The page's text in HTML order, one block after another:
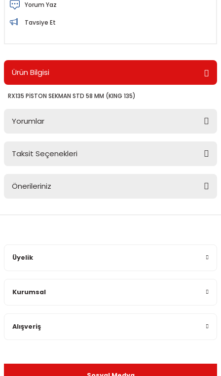
Yorum Yaz
Tavsiye Et
Ürün Bilgisi
RX135 PİSTON SEKMAN STD 58 MM (KING 135)
Yorumlar
Taksit Seçenekleri
Önerileriniz
Ürün bilgilerinde hatalar bulunuyor.
Üyelik
Kurumsal
Alışveriş